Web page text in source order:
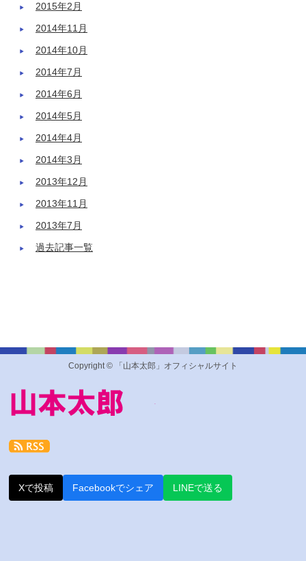
2015年2月
2014年11月
2014年10月
2014年7月
2014年6月
2014年5月
2014年4月
2014年3月
2013年12月
2013年11月
2013年7月
過去記事一覧
Copyright © 「山本太郎」オフィシャルサイト
Xで投稿 Facebookでシェア LINEで送る